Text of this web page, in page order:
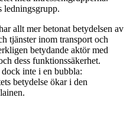
ledningsgrupp.
allt mer betonat betydelsen av
tjänster inom transport och
betydande aktör med
dess funktionssäkerhet.
inte i en bubbla:
betydelse ökar i den